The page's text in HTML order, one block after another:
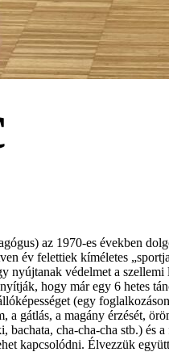
az 1970-es években
év felettiek kíméletes
védelmet a
hogy már egy 6 hetes
(egy
gátlás, a magány érzését,
cha-cha-cha stb.) és
kapcsolódni. Élvezzük